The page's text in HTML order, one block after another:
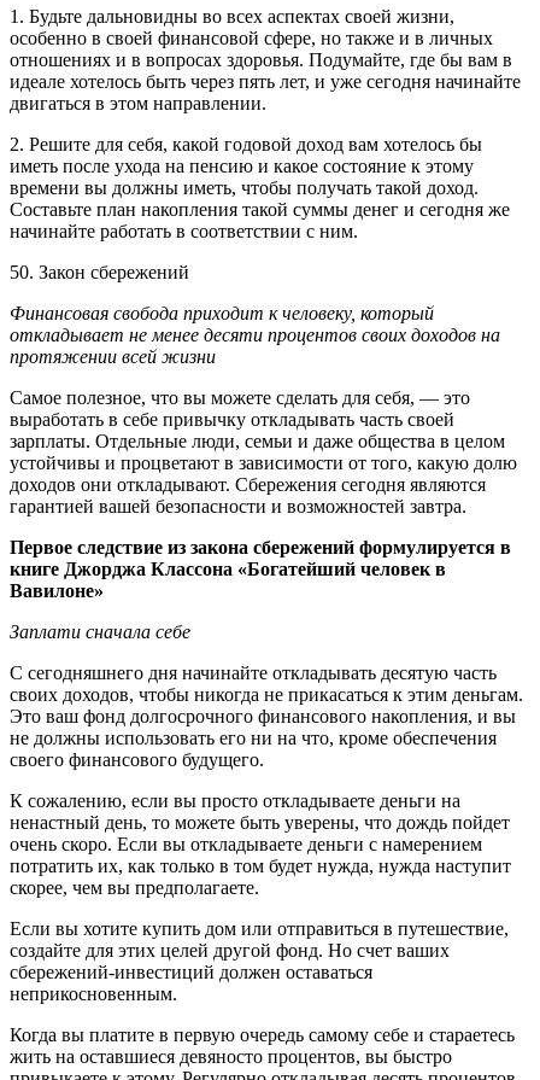
1. Будьте дальновидны во всех аспектах своей жизни,
особенно в своей финансовой сфере, но также и в личных
отношениях и в вопросах здоровья. Подумайте, где бы вам в
идеале хотелось быть через пять лет, и уже сегодня начинайте
двигаться в этом направлении.
2. Решите для себя, какой годовой доход вам хотелось бы
иметь после ухода на пенсию и какое состояние к этому
времени вы должны иметь, чтобы получать такой доход.
Составьте план накопления такой суммы денег и сегодня же
начинайте работать в соответствии с ним.
50. Закон сбережений
Финансовая свобода приходит к человеку, который
откладывает не менее десяти процентов своих доходов на
протяжении всей жизни
Самое полезное, что вы можете сделать для себя, — это
выработать в себе привычку откладывать часть своей
зарплаты. Отдельные люди, семьи и даже общества в целом
устойчивы и процветают в зависимости от того, какую долю
доходов они откладывают. Сбережения сегодня являются
гарантией вашей безопасности и возможностей завтра.
Первое следствие из закона сбережений формулируется в
книге Джорджа Классона «Богатейший человек в
Вавилоне»
Заплати сначала себе
С сегодняшнего дня начинайте откладывать десятую часть
своих доходов, чтобы никогда не прикасаться к этим деньгам.
Это ваш фонд долгосрочного финансового накопления, и вы
не должны использовать его ни на что, кроме обеспечения
своего финансового будущего.
К сожалению, если вы просто откладываете деньги на
ненастный день, то можете быть уверены, что дождь пойдет
очень скоро. Если вы откладываете деньги с намерением
потратить их, как только в том будет нужда, нужда наступит
скорее, чем вы предполагаете.
Если вы хотите купить дом или отправиться в путешествие,
создайте для этих целей другой фонд. Но счет ваших
сбережений-инвестиций должен оставаться
неприкосновенным.
Когда вы платите в первую очередь самому себе и стараетесь
жить на оставшиеся девяносто процентов, вы быстро